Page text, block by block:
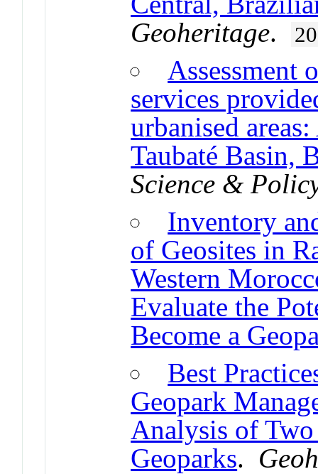
Geoheritage.
Assessment
services
urbanised
Taubaté Basin,
Science &
Inventory
of Geosites in
Western
Evaluate the
Become a
Best
Geopark
Analysis of
Geoparks.